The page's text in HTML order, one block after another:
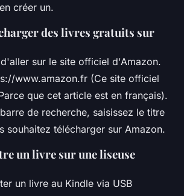
créer un.
des livres gratuits sur
sur le site officiel d'Amazon.
www.amazon.fr (Ce site officiel
que cet article est en français).
de recherche, saisissez le titre
souhaitez télécharger sur Amazon.
un livre sur une liseuse
un livre au Kindle via USB